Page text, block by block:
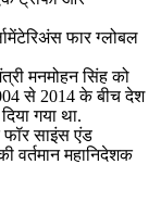
फार ग्लोबल
मनमोहन सिंह को
से 2014 के बीच देश
गया था.
फॉर साइंस एंड
वर्तमान महानिदेशक